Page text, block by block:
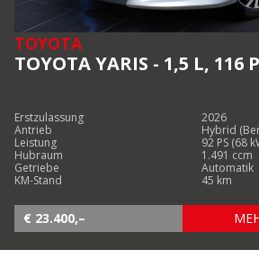
TOYOTA
TOYOTA YARIS - 1,5 L, 116
Erstzulassung
2026
Antrieb
Hybrid
Leistung
92 PS (68
Hubraum
1.491 ccm
Getriebe
Automatik
KM-Stand
45 km
€ 23.400,–